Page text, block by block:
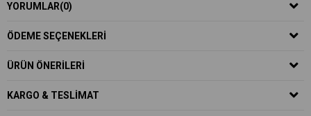
YORUMLAR(0)
ÖDEME SEÇENEKLERI
ÜRÜN ÖNERILERI
KARGO & TESLIMAT